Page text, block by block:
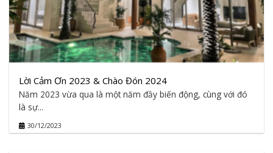
Lời Cảm Ơn 2023 & Chào Đón 2024
Năm 2023 vừa qua là một năm đầy biến động, cùng với đó
là sự...
30/12/2023